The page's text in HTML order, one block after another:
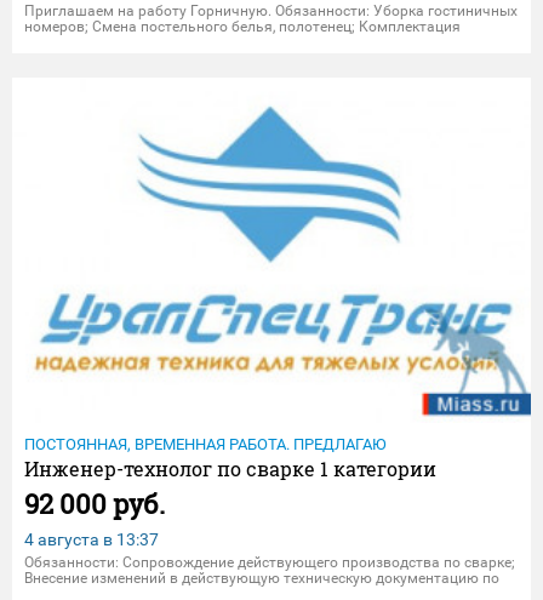
Приглашаем на работу Горничную. Обязанности: Уборка гостиничных
номеров; Смена постельного белья, полотенец; Комплектация
ПОСТОЯННАЯ, ВРЕМЕННАЯ РАБОТА. ПРЕДЛАГАЮ
Инженер-технолог по сварке 1 категории
92 000 руб.
4 августа в 13:37
Обязанности: Сопровождение действующего производства по сварке;
Внесение изменений в действующую техническую документацию по